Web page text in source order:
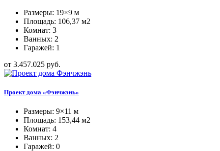
Размеры: 19×9 м
Площадь: 106,37 м2
Комнат: 3
Ванных: 2
Гаражей: 1
от 3.457.025 руб.
Проект дома «Фэнчжэнь»
Размеры: 9×11 м
Площадь: 153,44 м2
Комнат: 4
Ванных: 2
Гаражей: 0